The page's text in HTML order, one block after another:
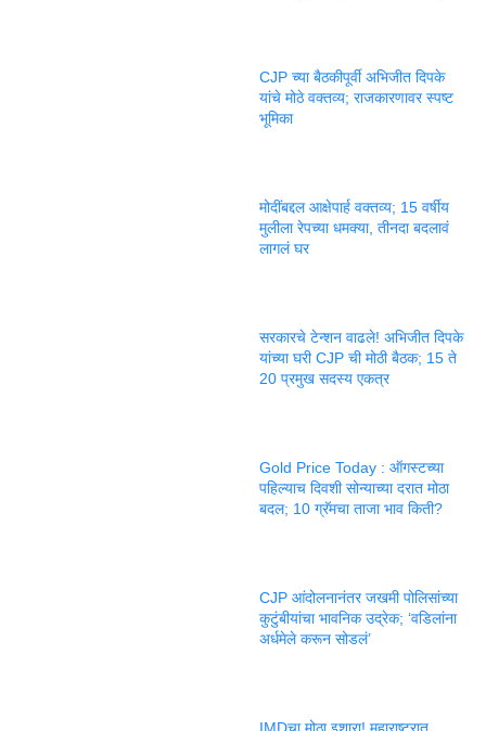
CJP च्या बैठकीपूर्वी अभिजीत दिपके
यांचे मोठे वक्तव्य; राजकारणावर स्पष्ट
भूमिका
मोदींबद्दल आक्षेपार्ह वक्तव्य; 15 वर्षीय
मुलीला रेपच्या धमक्या, तीनदा बदलावं
लागलं घर
सरकारचे टेन्शन वाढले! अभिजीत दिपके
यांच्या घरी CJP ची मोठी बैठक; 15 ते
20 प्रमुख सदस्य एकत्र
Gold Price Today : ऑगस्टच्या
पहिल्याच दिवशी सोन्याच्या दरात मोठा
बदल; 10 ग्रॅमचा ताजा भाव किती?
CJP आंदोलनानंतर जखमी पोलिसांच्या
कुटुंबीयांचा भावनिक उद्रेक; ‘वडिलांना
अर्धमेले करून सोडलं’
IMDचा मोठा इशारा! महाराष्ट्रात